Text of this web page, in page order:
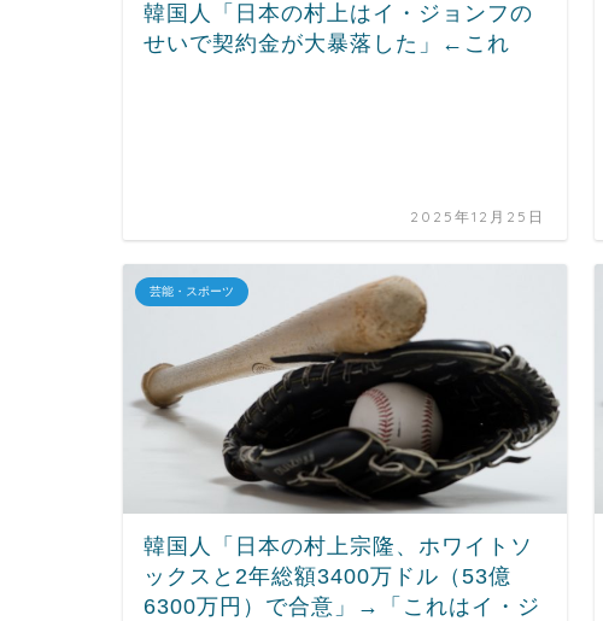
韓国人「日本の村上はイ・ジョンフの
せいで契約金が大暴落した」←これ
2025年12月25日
芸能・スポーツ
韓国人「日本の村上宗隆、ホワイトソ
ックスと2年総額3400万ドル（53億
6300万円）で合意」→「これはイ・ジ